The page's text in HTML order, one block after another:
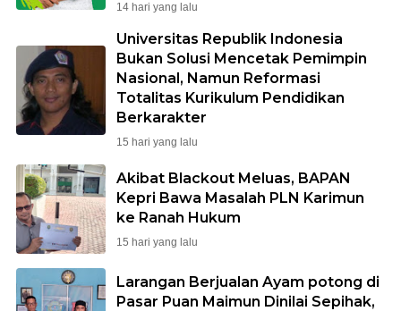
14 hari yang lalu
Universitas Republik Indonesia
Bukan Solusi Mencetak Pemimpin
Nasional, Namun Reformasi
Totalitas Kurikulum Pendidikan
Berkarakter
15 hari yang lalu
Akibat Blackout Meluas, BAPAN
Kepri Bawa Masalah PLN Karimun
ke Ranah Hukum
15 hari yang lalu
Larangan Berjualan Ayam potong di
Pasar Puan Maimun Dinilai Sepihak,